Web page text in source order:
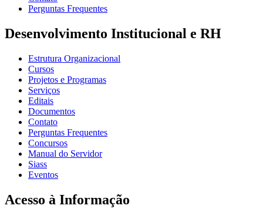
Perguntas Frequentes
Desenvolvimento Institucional e RH
Estrutura Organizacional
Cursos
Projetos e Programas
Serviços
Editais
Documentos
Contato
Perguntas Frequentes
Concursos
Manual do Servidor
Siass
Eventos
Acesso à Informação